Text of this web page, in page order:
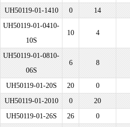
UH50119-01-1410
0 14
UH50119-01-0410-
10S
10 4
UH50119-01-0810-
06S
6 8
UH50119-01-20S 20 0
UH50119-01-2010
0 20
UH50119-01-26S
26 0